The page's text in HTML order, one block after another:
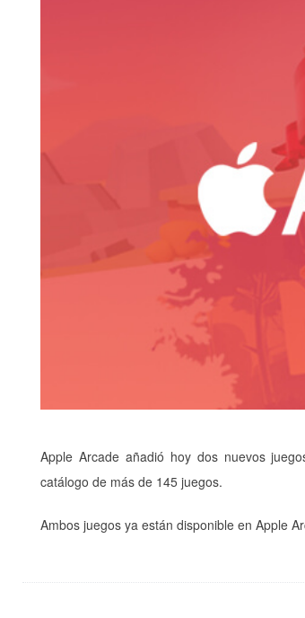
Apple Arcade añadió hoy dos nuevos
catálogo de más de 145 juegos.
Ambos juegos ya están disponible en Apple